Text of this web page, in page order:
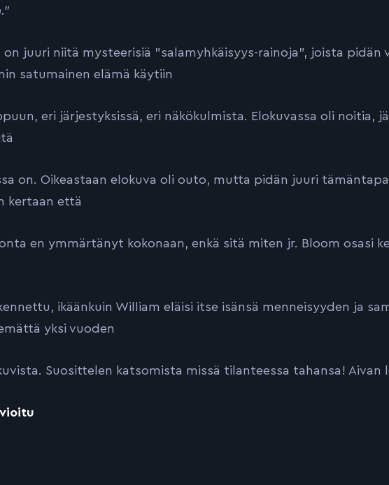
on juuri niitä mysteerisiä ”salamyhkäisyys-rainoja”, joista pidän
satumainen elämä käytiin
eri järjestyksissä, eri näkökulmista. Elokuvassa oli noitia,
on. Oikeastaan elokuva oli outo, mutta pidän juuri
kertaan että
en ymmärtänyt kokonaan, enkä sitä miten jr. Bloom osasi
ikäänkuin William eläisi itse isänsä menneisyyden ja
yksi vuoden
Suosittelen katsomista missä tilanteessa tahansa! Aivan